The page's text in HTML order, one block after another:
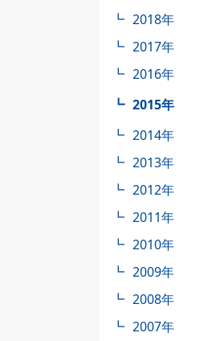
2018年
2017年
2016年
2015年
2014年
2013年
2012年
2011年
2010年
2009年
2008年
2007年